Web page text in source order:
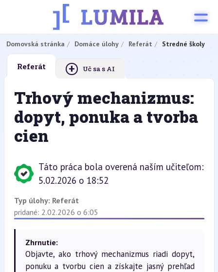
Domovská stránka Domáce úlohy Referát Stredné školy
Referát + Uč sa s AI
Trhový mechanizmus:
dopyt, ponuka a tvorba
cien
Táto práca bola overená naším učiteľom:
5.02.2026 o 18:52
Typ úlohy: Referát
pridané: 2.02.2026 o 6:05
Zhrnutie:
Objavte, ako trhový mechanizmus riadi dopyt,
ponuku a tvorbu cien a získajte jasný prehľad